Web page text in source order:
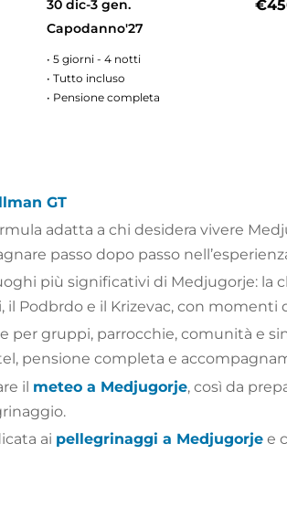
30 dic-3 gen.
Capodanno'27
• 5 giorni - 4 notti
• Tutto incluso
• Pensione completa
GT
adatta a chi desidera vivere
passo dopo passo
più significativi di Medjugorje: la
il Podbrdo e il Krizevac, con
per gruppi, parrocchie, comunità e
pensione completa e
il meteo a Medjugorje, così da
ai pellegrinaggi a Medjugorje e